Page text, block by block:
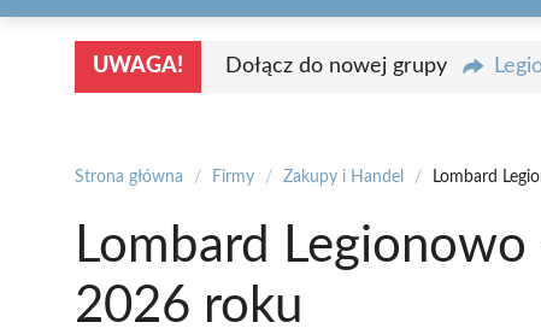
UWAGA! Dołącz do nowej grupy
Strona główna / Firmy / Zakupy i Handel / Lombard
Lombard
2026 roku